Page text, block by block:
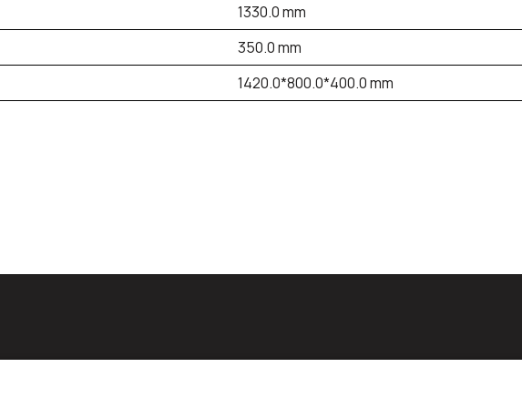
1330.0 mm
350.0 mm
1420.0*800.0*400.0 mm